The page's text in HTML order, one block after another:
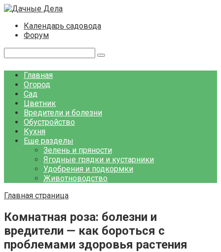
Перейти
контентуКалендарь садовода
Форум
Главная
Огород
Сад
Цветник
Вредители и болезни
Обустройство
Кухня
Еще разделы
Зелень и пряности
Ягодные грядки и кустарники
Удобрения и подкормки
Животноводство
Главная страница
Комнатная роза: болезни и
вредители — как бороться с
проблемами здоровья растения